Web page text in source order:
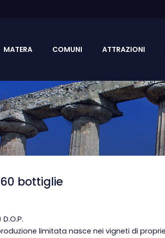
MATERA COMUNI ATTRAZIONI
bottiglie
limitata nasce nei vigneti di